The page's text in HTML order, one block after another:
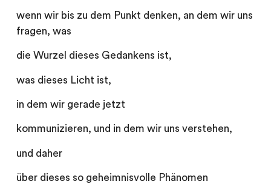
wenn wir bis zu dem Punkt denken, an dem wir uns
fragen, was
die Wurzel dieses Gedankens ist,
was dieses Licht ist,
in dem wir gerade jetzt
kommunizieren, und in dem wir uns verstehen,
und daher
über dieses so geheimnisvolle Phänomen